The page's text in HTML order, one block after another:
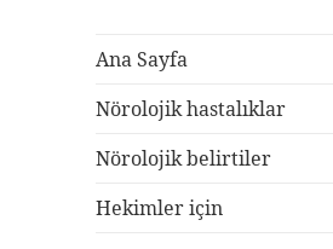
Ana Sayfa
Nörolojik hastalıklar
Nörolojik belirtiler
Hekimler için